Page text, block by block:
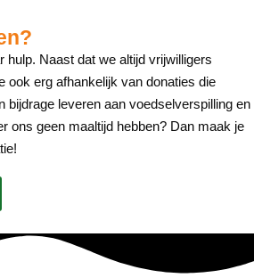
hulp. Naast dat we altijd vrijwilligers
ook erg afhankelijk van donaties die
bijdrage leveren aan voedselverspilling en
ons geen maaltijd hebben? Dan maak je